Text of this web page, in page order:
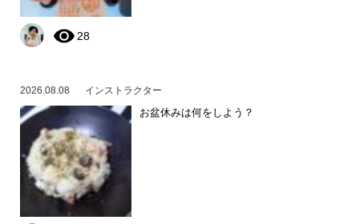
28
2026.08.08 インストラクター
お盆休みは何をしよう？